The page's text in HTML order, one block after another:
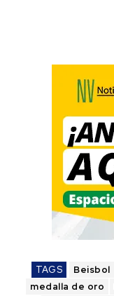
TAGS Beisbol
medalla de oro